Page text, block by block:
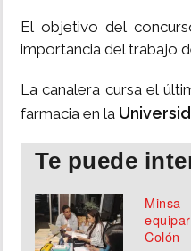
El objetivo del
importancia del trabajo
La canalera cursa el
farmacia en la
Te puede
Colón